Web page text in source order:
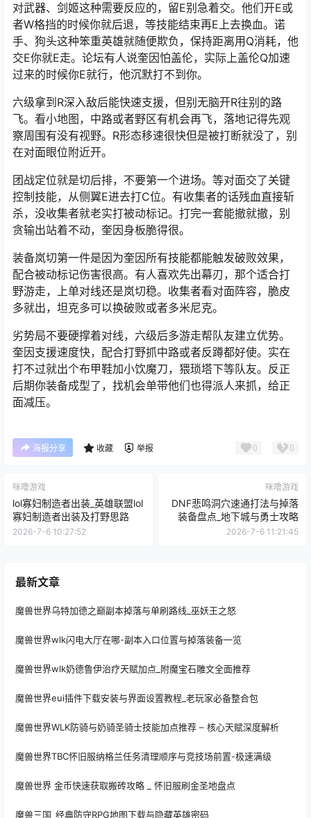
对武器、剑姬这种需要反应的，留E别急着交。他们开E或
者W格挡的时候你就后退，等技能结束再E上去换血。诺
手、狗头这种笨重英雄就随便欺负，保持距离用Q消耗，他
交E你就E走。论坛有人说奎因怕盖伦，实际上盖伦Q加速
过来的时候你E就行，他沉默打不到你。
六级拿到R深入敌后能快速支援，但别无脑开R往别的路
飞。看小地图，中路或者野区有机会再飞，落地记得先观
察周围有没有视野。R形态移速很快但是被打断就没了，别
在对面眼位附近开。
团战定位就是切后排，不要第一个进场。等对面交了关键
控制技能，从侧翼E进去打C位。有收集者的话残血直接斩
杀，没收集者就老实打被动标记。打完一套能撤就撤，别
贪输出站着不动，奎因身板脆得很。
装备岚切第一件是因为奎因所有技能都能触发破败效果，
配合被动标记伤害很高。有人喜欢先出幕刃，那个适合打
野游走，上单对线还是岚切稳。收集者看对面阵容，脆皮
多就出，坦克多可以换破败或者多米尼克。
劣势局不要硬撑着对线，六级后多游走帮队友建立优势。
奎因支援速度快，配合打野抓中路或者反蹲都好使。实在
打不过就出个布甲鞋加小饮魔刀，猥琐塔下等队友。反正
后期你装备成型了，找机会单带他们也得派人来抓，给正
面减压。
海报分享 收藏 举报 0 0
咪噜游戏
lol寡妇制造者出装_英雄联盟lol
寡妇制造者出装及打野思路
2026-7-6 10:27:52
咪噜游戏
DNF悲鸣洞穴速通打法与掉落
装备盘点_地下城与勇士攻略
2026-7-6 11:21:45
最新文章
魔兽世界乌特加德之巅副本掉落与单刷路线_巫妖王之怒
魔兽世界wlk闪电大厅在哪-副本入口位置与掉落装备一览
魔兽世界wlk奶德鲁伊治疗天赋加点_附魔宝石雕文全面推荐
魔兽世界eui插件下载安装与界面设置教程_老玩家必备整合包
魔兽世界WLK防骑与奶骑圣骑士技能加点推荐 – 核心天赋深度解析
魔兽世界TBC怀旧服纳格兰任务清理顺序与竞技场前置-极速满级
魔兽世界 金币快速获取搬砖攻略 _ 怀旧服刷金圣地盘点
魔兽三国_经典防守RPG地图下载与隐藏英雄密码